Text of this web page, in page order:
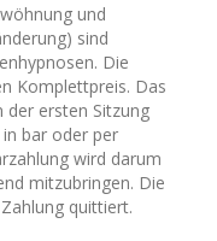
und
sind
Die
Komplettpreis. Das
ersten Sitzung
bar oder per
wird darum
mitzubringen. Die
quittiert.